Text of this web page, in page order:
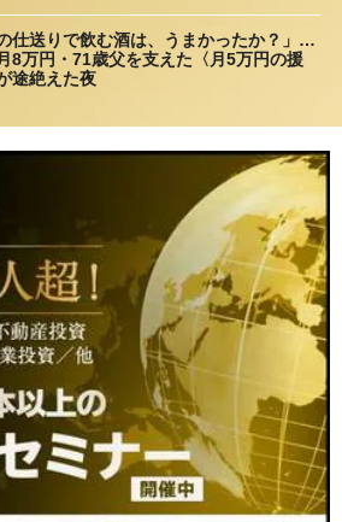
の仕送りで飲む酒は、うまかったか？」…
8万円・71歳父を支えた〈月5万円の援
途絶えた夜